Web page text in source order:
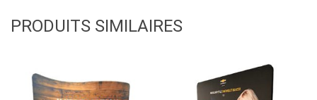
PRODUITS SIMILAIRES